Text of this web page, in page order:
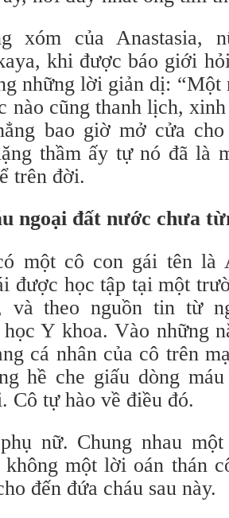
xóm của Anastasia,
khi được báo giới
những lời giản dị: “Một
nào cũng thanh lịch,
bao giờ mở cửa
thầm ấy tự nó đã là
trên đời.
ngoại đất nước chưa
một cô con gái tên là
được học tập tại một
và theo nguồn tin từ
Y khoa. Vào những
cá nhân của cô trên
hề che giấu dòng
Cô tự hào về điều đó.
nữ. Chung nhau
không một lời oán thán
đến đứa cháu sau này.